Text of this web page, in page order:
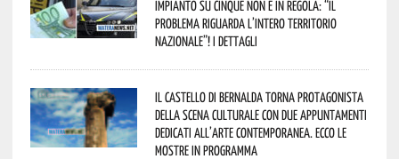
impianto su cinque non è in regola: “il
problema riguarda l’intero territorio
Nazionale”! I dettagli
Il Castello di Bernalda torna protagonista
della scena culturale con due appuntamenti
dedicati all’arte contemporanea. Ecco le
mostre in programma